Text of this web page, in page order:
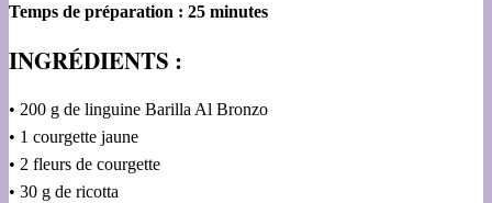
Temps de préparation : 25 minutes
INGRÉDIENTS :
• 200 g de linguine Barilla Al Bronzo
• 1 courgette jaune
• 2 fleurs de courgette
• 30 g de ricotta